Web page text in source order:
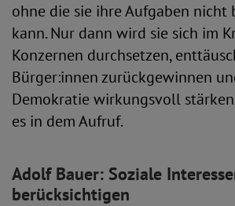
ohne die sie ihre Aufgaben nicht
kann. Nur dann wird sie sich im
Konzernen durchsetzen,
Bürger:innen zurückgewinnen
Demokratie wirkungsvoll
es in dem Aufruf.
Adolf Bauer: Soziale
berücksichtigen